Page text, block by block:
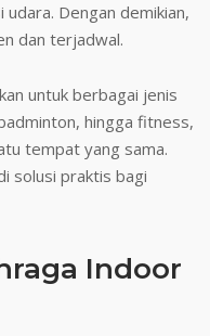
Dengan demikian,
dan terjadwal.
untuk berbagai jenis
hingga fitness,
tempat yang sama.
solusi praktis bagi
Indoor